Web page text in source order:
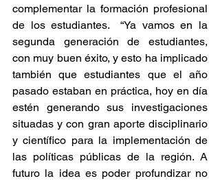
complementar la formación profesional
de los estudiantes.  “Ya vamos en la
segunda generación de estudiantes,
con muy buen éxito, y esto ha implicado
también que estudiantes que el año
pasado estaban en práctica, hoy en día
estén generando sus investigaciones
situadas y con gran aporte disciplinario
y científico para la implementación de
las políticas públicas de la región. A
futuro la idea es poder profundizar no